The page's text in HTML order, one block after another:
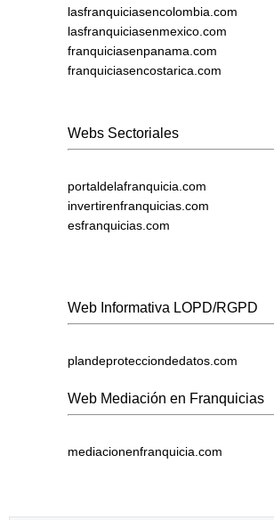
lasfranquiciasencolombia.com
lasfranquiciasenmexico.com
franquiciasenpanama.com
franquiciasencostarica.com
Webs Sectoriales
portaldelafranquicia.com
invertirenfranquicias.com
esfranquicias.com
Web Informativa LOPD/RGPD
plandeprotecciondedatos.com
Web Mediación en Franquicias
mediacionenfranquicia.com